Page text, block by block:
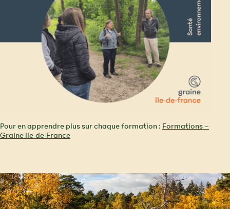
Pour en apprendre plus sur chaque formation :Formations –
Graine Ile-de-France